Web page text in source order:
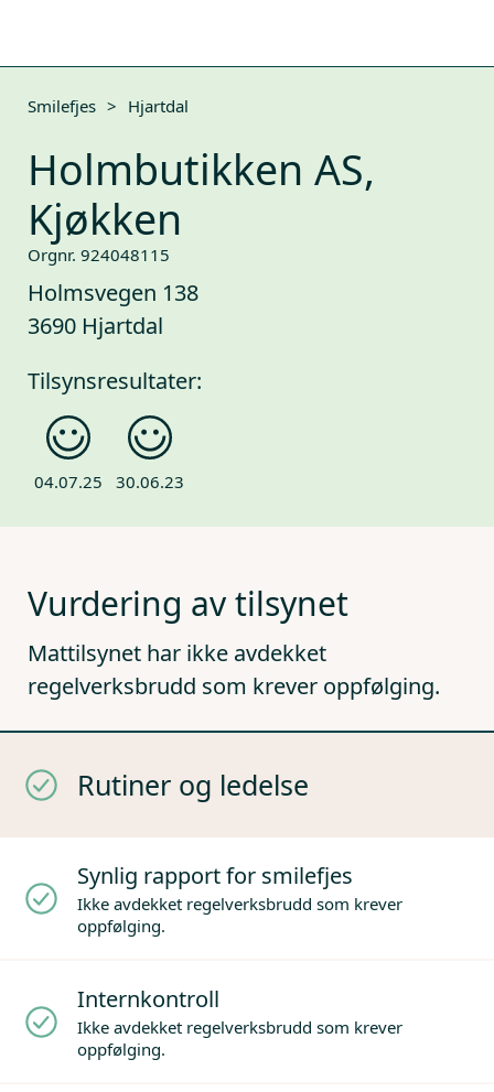
Smilefjes > Hjartdal
Holmbutikken AS,
Kjøkken
Orgnr. 924048115
Holmsvegen 138
3690 Hjartdal
Tilsynsresultater:
04.07.25 30.06.23
Vurdering av tilsynet
Mattilsynet har ikke avdekket
regelverksbrudd som krever oppfølging.
Rutiner og ledelse
Synlig rapport for smilefjes
Ikke avdekket regelverksbrudd som krever
oppfølging.
Internkontroll
Ikke avdekket regelverksbrudd som krever
oppfølging.